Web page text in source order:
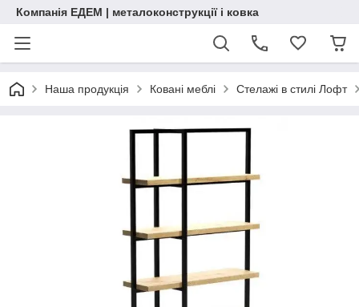
Компанія ЕДЕМ | металоконструкції і ковка
Наша продукція Ковані меблі Стелажі в стилі Лофт